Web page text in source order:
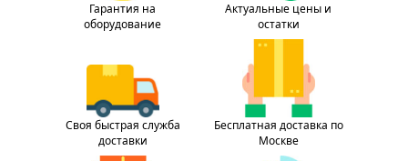
Гарантия на
оборудование
Актуальные цены и
остатки
Своя быстрая служба
доставки
Бесплатная доставка по
Москве